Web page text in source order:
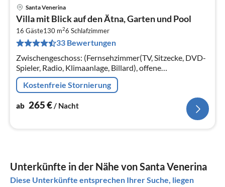
Santa Venerina
Villa mit Blick auf den Ätna, Garten und Pool
16 Gäste130 m26 Schlafzimmer
33 Bewertungen
Zwischengeschoss: (Fernsehzimmer(TV, Sitzecke, DVD-
Spieler, Radio, Klimaanlage, Billard), offene
Küche(Kochplatte, Wasserkocher, Kochherd,
Dunstabzugshaube, Espressomaschine, Backo...
Kostenfreie Stornierung
ab 265€/ Nacht
Unterkünfte in der Nähe von Santa Venerina
Diese Unterkünfte entsprechen Ihrer Suche, liegen